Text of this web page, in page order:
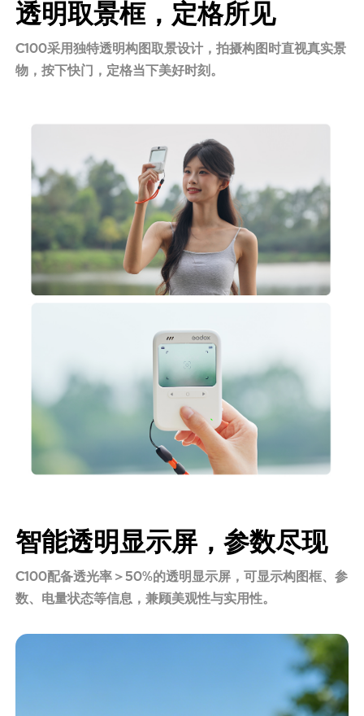
透明取景框，定格所见
C100采用独特透明构图取景设计，拍摄构图时直视真实景
物，按下快门，定格当下美好时刻。
智能透明显示屏，参数尽现
C100配备透光率＞50%的透明显示屏，可显示构图框、参
数、电量状态等信息，兼顾美观性与实用性。